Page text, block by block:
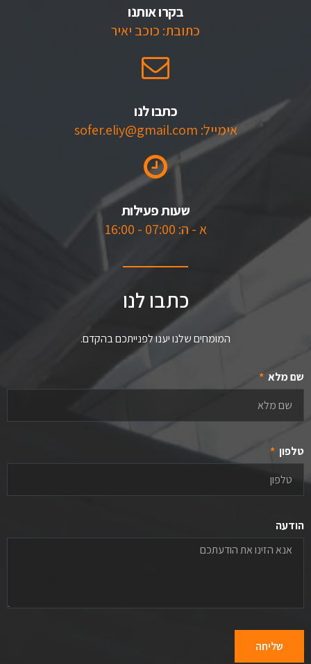
בקרו אותנו
כתובת: כוכב יאיר
כתבו לנו
אימייל: sofer.eliy@gmail.com
שעות פעילות
א - ה: 07:00 - 16:00
כתבו לנו
המומחים שלנו יענו לפנייתכם בהקדם.
שם מלא
טלפון
הודעה
שליחה